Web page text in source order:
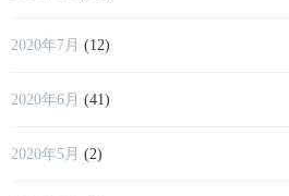
2020年7月 (12)
2020年6月 (41)
2020年5月 (2)